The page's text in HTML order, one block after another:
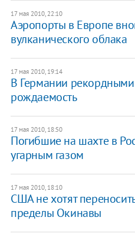
17 мая 2010, 22:10
Аэропорты в Европе
вулканического облака
17 мая 2010, 19:14
В Германии
рождаемость
17 мая 2010, 18:50
Погибшие на шахте в
угарным газом
17 мая 2010, 18:10
США не хотят
пределы Окинавы